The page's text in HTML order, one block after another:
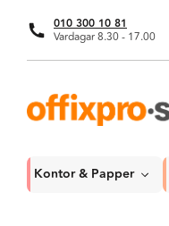
010 300 10 81
Vardagar 8.30 - 17.00
Kontor & Papper